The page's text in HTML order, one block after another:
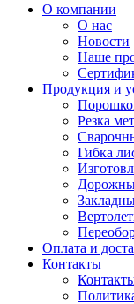
О компании
О нас
Новости
Наше
Продукция и
Резка
Гибка
Оплата и
Контакты